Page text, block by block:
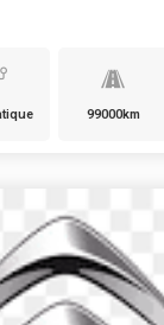
99000km